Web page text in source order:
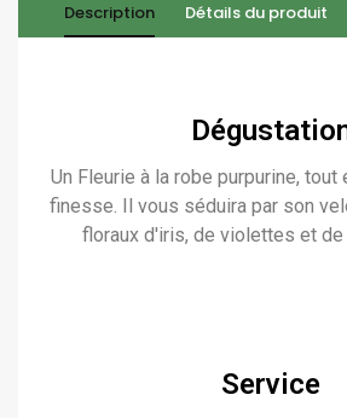
Description Détails du produit
Un Fleurie à la robe purpurine, tout
finesse. Il vous séduira par son
floraux d'iris, de violettes et
Service